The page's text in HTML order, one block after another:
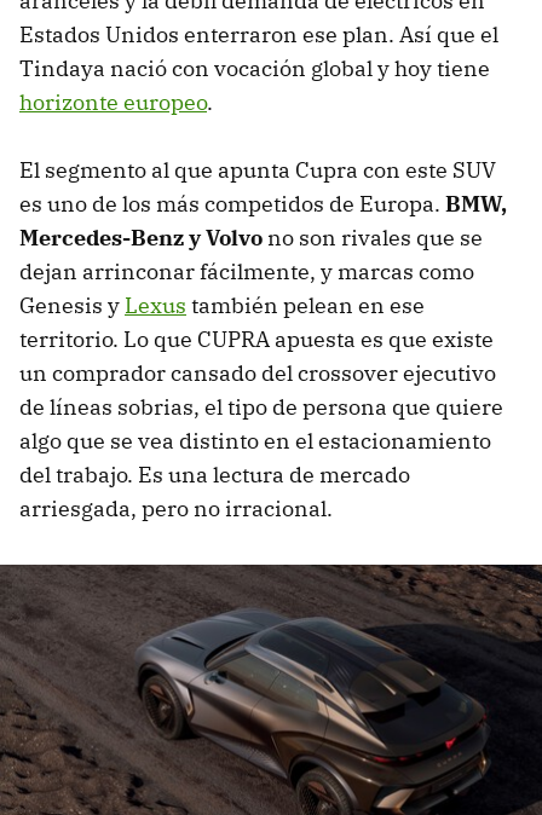
Estados Unidos enterraron ese plan. Así que el
Tindaya nació con vocación global y hoy tiene
horizonte europeo.
El segmento al que apunta Cupra con este SUV
es uno de los más competidos de Europa. BMW,
Mercedes-Benz y Volvo no son rivales que se
dejan arrinconar fácilmente, y marcas como
Genesis y Lexus también pelean en ese
territorio. Lo que CUPRA apuesta es que existe
un comprador cansado del crossover ejecutivo
de líneas sobrias, el tipo de persona que quiere
algo que se vea distinto en el estacionamiento
del trabajo. Es una lectura de mercado
arriesgada, pero no irracional.